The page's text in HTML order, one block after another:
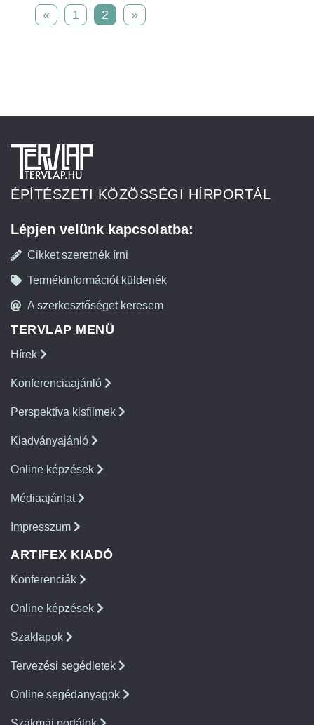
« 1 2 »
ÉPÍTÉSZETI KÖZÖSSÉGI HÍRPORTÁL
Lépjen velünk kapcsolatba:
Cikket szeretnék írni
Termékinformációt küldenék
A szerkesztőséget keresem
TERVLAP MENÜ
Hírek
Konferenciaajánló
Perspektíva kisfilmek
Kiadványajánló
Online képzések
Médiaajánlat
Impresszum
ARTIFEX KIADÓ
Konferenciák
Online képzések
Szaklapok
Tervezési segédletek
Online segédanyagok